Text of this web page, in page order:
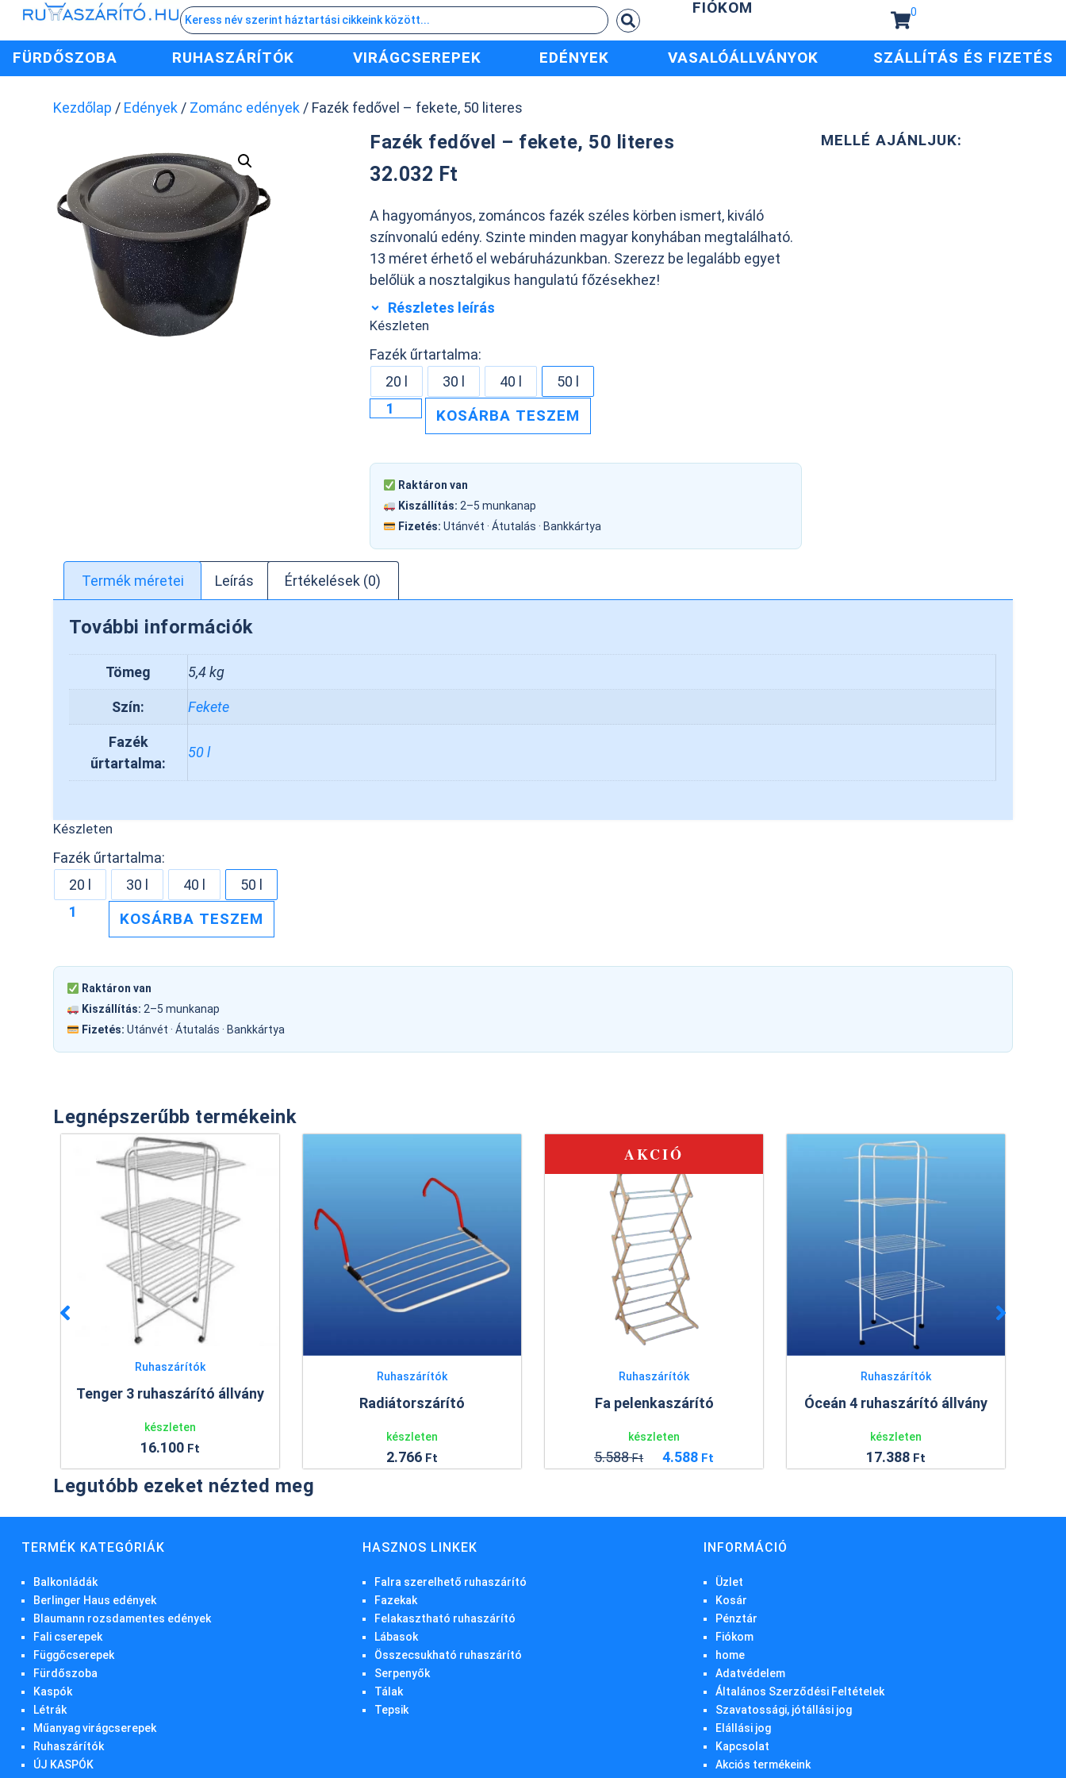
FIÓKOM 0
FÜRDŐSZOBA RUHASZÁRÍTÓK VIRÁGCSEREPEK EDÉNYEK VASALÓÁLLVÁNYOK SZÁLLÍTÁS ÉS FIZETÉS
Kezdőlap / Edények / Zománc edények / Fazék fedővel – fekete, 50 literes
Fazék fedővel – fekete, 50 literes
32.032 Ft
A hagyományos, zománcos fazék széles körben ismert, kiváló
színvonalú edény. Szinte minden magyar konyhában megtalálható.
13 méret érhető el webáruházunkban. Szerezz be legalább egyet
belőlük a nosztalgikus hangulatú főzésekhez!
Részletes leírás
Készleten
Fazék űrtartalma:
20 l
30 l 40 l 50 l
KOSÁRBA TESZEM
Raktáron van
Kiszállítás: 2–5 munkanap
Fizetés: Utánvét · Átutalás · Bankkártya
MELLÉ AJÁNLJUK:
Termék méretei Leírás Értékelések (0)
További információk
Tömeg 5,4 kg
Szín: Fekete
Fazék
űrtartalma:
50 l
Készleten
Fazék űrtartalma:
20 l
30 l 40 l 50 l
KOSÁRBA TESZEM
Raktáron van
Kiszállítás: 2–5 munkanap
Fizetés: Utánvét · Átutalás · Bankkártya
Legnépszerűbb termékeink
Radiátorszárító
2.766
Ruhaszárítók
Fa pelenkaszárító
készleten
5.588Ft
Ruhaszárítók
Óceán 4 ruhaszárító állvány
készleten
17.388Ft
Műanyag virágcserepek
Ravenna virágcserép 12 cm
készleten
146
Legutóbb ezeket nézted meg
TERMÉK KATEGÓRIÁK
Balkonládák
Berlinger Haus edények
Blaumann rozsdamentes edények
Fali cserepek
Függőcserepek
Fürdőszoba
Kaspók
Létrák
Műanyag virágcserepek
Ruhaszárítók
ÚJ KASPÓK
HASZNOS LINKEK
Falra szerelhető ruhaszárító
Fazekak
Felakasztható ruhaszárító
Lábasok
Összecsukható ruhaszárító
Serpenyők
Tálak
Tepsik
INFORMÁCIÓ
Üzlet
Kosár
Pénztár
Fiókom
home
Adatvédelem
Általános Szerződési Feltételek
Szavatossági, jótállási jog
Elállási jog
Kapcsolat
Akciós termékeink